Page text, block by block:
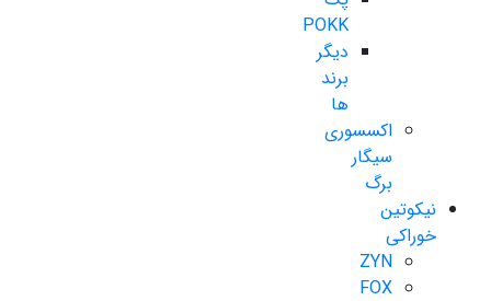
POKK
دیگر
برند
ها
اکسسوری
سیگار
برگ
نیکوتین
خوراکی
ZYN
FOX